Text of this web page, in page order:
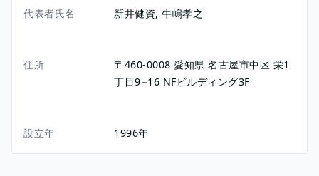
代表者氏名 新井健資, 牛嶋孝之
住所 〒460-0008愛知県名古屋市中区 栄1
丁目9−16 NFビルディング3F
設立年 1996年